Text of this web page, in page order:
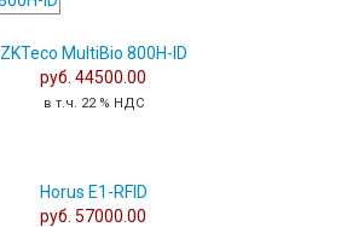
ZKTeco MultiBio 800H-ID
руб. 44500.00
в т.ч. 22 % НДС
Horus E1-RFID
руб. 57000.00